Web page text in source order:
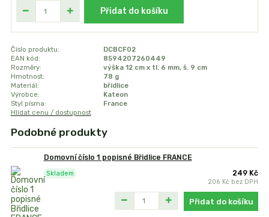
Přidat do košíku
Číslo produktu:
DCBCF02
EAN kód:
8594207260449
Rozměry:
výška 12 cm x tl. 6 mm, š. 9 cm
Hmotnost:
78 g
Materiál:
břidlice
Výrobce:
Kateon
Styl písma:
France
Hlídat cenu / dostupnost
Podobné produkty
Domovní číslo 1 popisné Břidlice FRANCE
249 Kč
206 Kč bez DPH
Skladem
Přidat do košíku